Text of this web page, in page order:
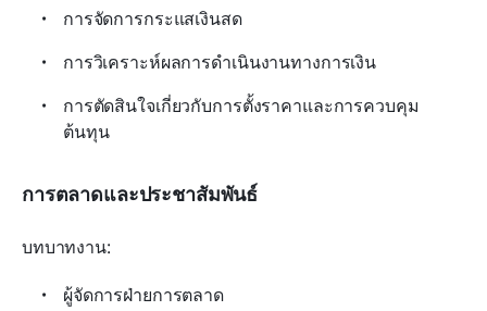
การจัดการกระแสเงินสด
การวิเคราะห์ผลการดำเนินงานทางการเงิน
การตัดสินใจเกี่ยวกับการตั้งราคาและการควบคุม
ต้นทุน
การตลาดและประชาสัมพันธ์
บทบาทงาน:
ผู้จัดการฝ่ายการตลาด